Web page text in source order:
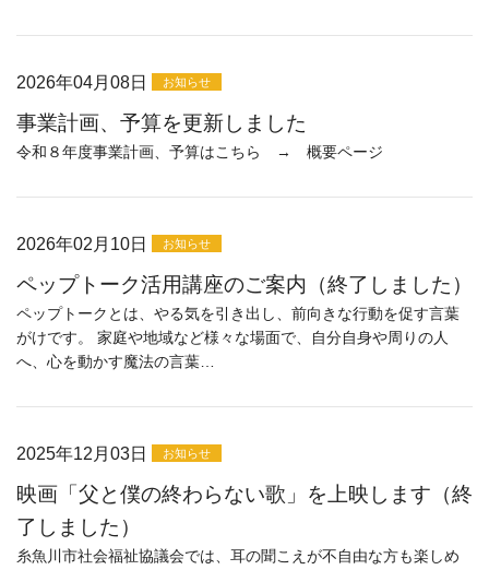
2026年04月08日 お知らせ
事業計画、予算を更新しました
令和８年度事業計画、予算はこちら → 概要ページ
2026年02月10日 お知らせ
ペップトーク活用講座のご案内（終了しました）
ペップトークとは、やる気を引き出し、前向きな行動を促す言葉
がけです。 家庭や地域など様々な場面で、自分自身や周りの人
へ、心を動かす魔法の言葉…
2025年12月03日 お知らせ
映画「父と僕の終わらない歌」を上映します（終
了しました）
糸魚川市社会福祉協議会では、耳の聞こえが不自由な方も楽しめ